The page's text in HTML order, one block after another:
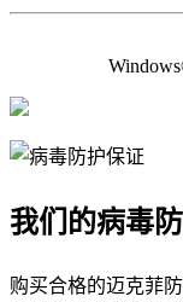
我们的病毒
购买合格的迈克菲